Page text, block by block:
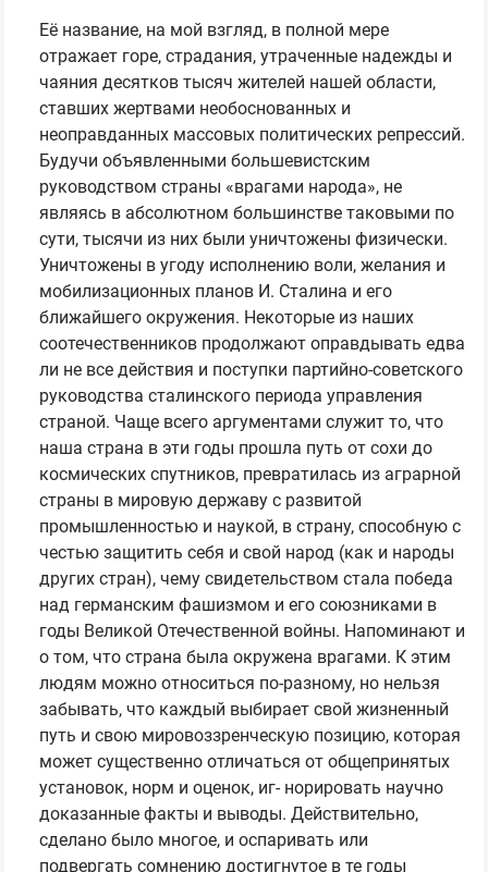
Её название, на мой взгляд, в полной мере
отражает горе, страдания, утраченные надежды и
чаяния десятков тысяч жителей нашей области,
ставших жертвами необоснованных и
неоправданных массовых политических репрессий.
Будучи объявленными большевистским
руководством страны «врагами народа», не
являясь в абсолютном большинстве таковыми по
сути, тысячи из них были уничтожены физически.
Уничтожены в угоду исполнению воли, желания и
мобилизационных планов И. Сталина и его
ближайшего окружения. Некоторые из наших
соотечественников продолжают оправдывать едва
ли не все действия и поступки партийно-советского
руководства сталинского периода управления
страной. Чаще всего аргументами служит то, что
наша страна в эти годы прошла путь от сохи до
космических спутников, превратилась из аграрной
страны в мировую державу с развитой
промышленностью и наукой, в страну, способную с
честью защитить себя и свой народ (как и народы
других стран), чему свидетельством стала победа
над германским фашизмом и его союзниками в
годы Великой Отечественной войны. Напоминают и
о том, что страна была окружена врагами. К этим
людям можно относиться по-разному, но нельзя
забывать, что каждый выбирает свой жизненный
путь и свою мировоззренческую позицию, которая
может существенно отличаться от общепринятых
установок, норм и оценок, иг- норировать научно
доказанные факты и выводы. Действительно,
сделано было многое, и оспаривать или
подвергать сомнению достигнутое в те годы